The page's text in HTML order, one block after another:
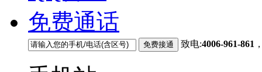
免费通话
致电:4006-961-861